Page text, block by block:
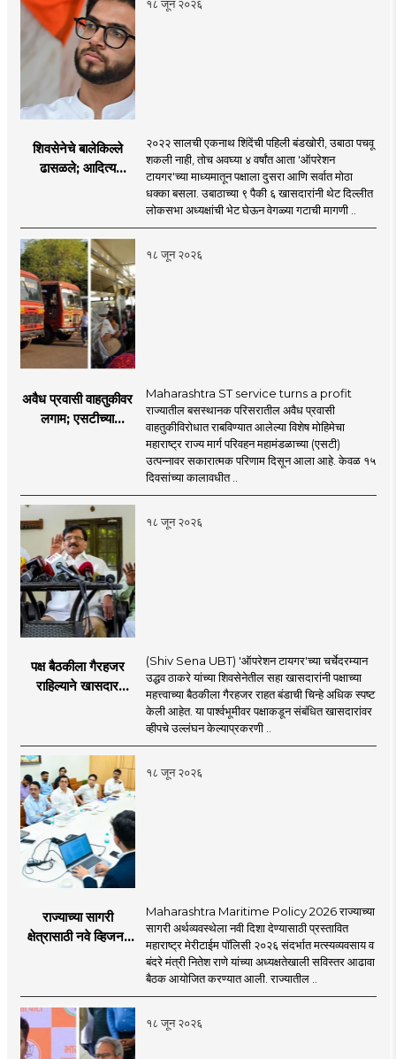
१८ जून २०२६
शिवसेनेचे बालेकिल्ले
ढासळले; आदित्य
नेमका कुठे चुकला?
२०२२ सालची एकनाथ शिंदेंची पहिली बंडखोरी, उबाठा पचवू
शकली नाही, तोच अवघ्या ४ वर्षांत आता 'ऑपरेशन
टायगर'च्या माध्यमातून पक्षाला दुसरा आणि सर्वात मोठा
धक्का बसला. उबाठाच्या ९ पैकी ६ खासदारांनी थेट दिल्लीत
लोकसभा अध्यक्षांची भेट घेऊन वेगळ्या गटाची मागणी ..
१८ जून २०२६
अवैध प्रवासी वाहतुकीवर
लगाम; एसटीच्या
Maharashtra ST service turns a profit
राज्यातील बसस्थानक परिसरातील अवैध प्रवासी
वाहतुकीविरोधात राबविण्यात आलेल्या विशेष मोहिमेचा
महाराष्ट्र राज्य मार्ग परिवहन महामंडळाच्या (एसटी)
उत्पन्नावर सकारात्मक परिणाम दिसून आला आहे. केवळ १५
दिवसांच्या कालावधीत ..
१८ जून २०२६
पक्ष बैठकीला गैरहजर
राहिल्याने खासदार
काय सांगतो?
(Shiv Sena UBT) 'ऑपरेशन टायगर'च्या चर्चेदरम्यान
उद्धव ठाकरे यांच्या शिवसेनेतील सहा खासदारांनी पक्षाच्या
महत्त्वाच्या बैठकीला गैरहजर राहत बंडाची चिन्हे अधिक स्पष्ट
केली आहेत. या पार्श्वभूमीवर पक्षाकडून संबंधित खासदारांवर
व्हीपचे उल्लंघन केल्याप्रकरणी ..
१८ जून २०२६
राज्याच्या सागरी
क्षेत्रासाठी नवे व्हिजन;
प्रस्ताव
Maharashtra Maritime Policy 2026 राज्याच्या
सागरी अर्थव्यवस्थेला नवी दिशा देण्यासाठी प्रस्तावित
महाराष्ट्र मेरीटाईम पॉलिसी २०२६ संदर्भात मत्स्यव्यवसाय व
बंदरे मंत्री नितेश राणे यांच्या अध्यक्षतेखाली सविस्तर आढावा
बैठक आयोजित करण्यात आली. राज्यातील ..
१८ जून २०२६